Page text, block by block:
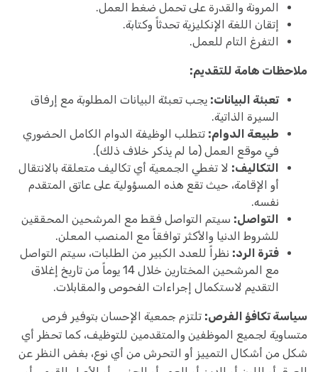
المرونة والقدرة على تحمل ضغط العمل.
إتقان اللغة الإنكليزية تحدثاً وكتابة.
التفرغ التام للعمل.
ملاحظات هامة للتقديم:
تعبئة البيانات: يجب تعبئة البيانات المطلوبة مع إرفاق
السيرة الذاتية.
طبيعة الدوام: تتطلب الوظيفة الدوام الكامل الحضوري
في موقع العمل (ما لم يذكر خلاف ذلك).
التكاليف: لا تغطي الجمعية أي تكاليف متعلقة بالانتقال
أو الإقامة، حيث تقع هذه المسؤولية على عاتق المتقدم
نفسه.
التواصل: سيتم التواصل فقط مع المرشحين المحققين
للشروط الدنيا والأكثر توافقاً مع المنصب المعلن.
فترة الرد: نظراً للعدد الكبير من الطلبات، سيتم التواصل
مع المرشحين المختارين خلال 14 يوماً من تاريخ إغلاق
التقديم لاستكمال إجراءات الفحوص والمقابلات.
سياسة تكافؤ الفرص: تلتزم جمعية الإحسان بتوفير فرص
متساوية لجميع الموظفين والمتقدمين للتوظيف، كما تحظر أي
شكل من أشكال التمييز أو التحرش من أي نوع، بغض النظر عن